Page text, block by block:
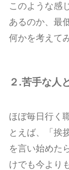
このような感
あるのか、最
何かを考えて
２.苦手な人
ほぼ毎日行く
とえば、「挨
を言い始めた
けでも今より